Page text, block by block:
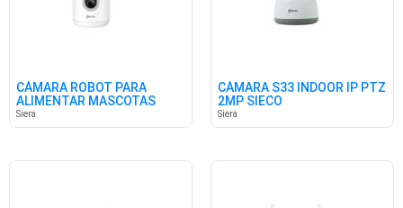
CÁMARA ROBOT PARA
ALIMENTAR MASCOTAS
SIECO
Siera
CÁMARA S33 INDOOR IP PTZ
2MP SIECO
Siera